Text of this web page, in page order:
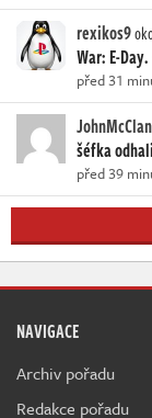
rexikos9
War: E-
před 31
šéfka
před 39
NAVIGACE
Archiv pořadu
Redakce pořadu